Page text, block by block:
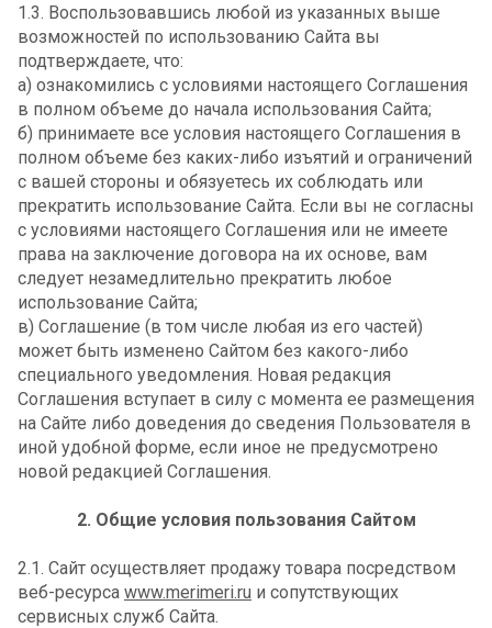
1.3. Воспользовавшись любой из указанных выше
возможностей по использованию Сайта вы
подтверждаете, что:
а) ознакомились с условиями настоящего Соглашения
в полном объеме до начала использования Сайта;
б) принимаете все условия настоящего Соглашения в
полном объеме без каких-либо изъятий и ограничений
с вашей стороны и обязуетесь их соблюдать или
прекратить использование Сайта. Если вы не согласны
с условиями настоящего Соглашения или не имеете
права на заключение договора на их основе, вам
следует незамедлительно прекратить любое
использование Сайта;
в) Соглашение (в том числе любая из его частей)
может быть изменено Сайтом без какого-либо
специального уведомления. Новая редакция
Соглашения вступает в силу с момента ее размещения
на Сайте либо доведения до сведения Пользователя в
иной удобной форме, если иное не предусмотрено
новой редакцией Соглашения.
2. Общие условия пользования Сайтом
2.1. Сайт осуществляет продажу товара посредством
веб-ресурса www.merimeri.ru и сопутствующих
сервисных служб Сайта.